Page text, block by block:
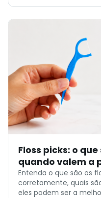
Floss picks: o
quando valem a
Entenda o que são os
corretamente, quais
eles podem ser a